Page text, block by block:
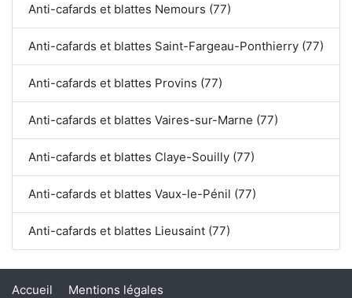
Anti-cafards et blattes Nemours (77)
Anti-cafards et blattes Saint-Fargeau-Ponthierry (77)
Anti-cafards et blattes Provins (77)
Anti-cafards et blattes Vaires-sur-Marne (77)
Anti-cafards et blattes Claye-Souilly (77)
Anti-cafards et blattes Vaux-le-Pénil (77)
Anti-cafards et blattes Lieusaint (77)
Accueil Mentions légales